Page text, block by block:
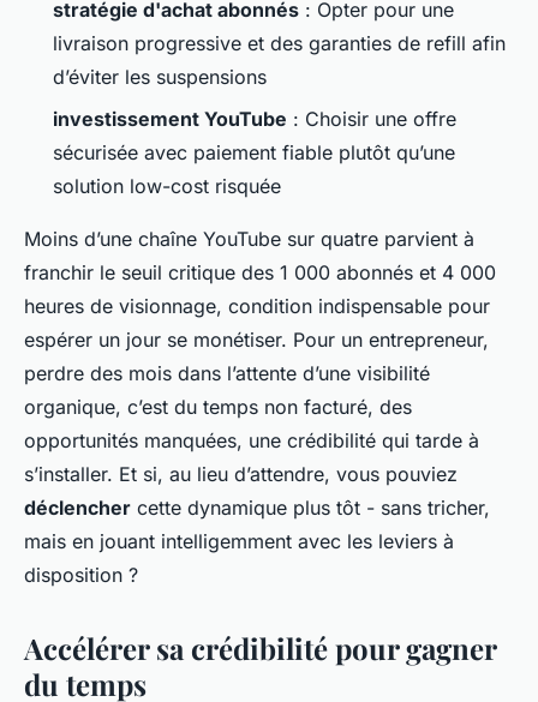
stratégie d'achat abonnés : Opter pour une
livraison progressive et des garanties de refill afin
d’éviter les suspensions
investissement YouTube : Choisir une offre
sécurisée avec paiement fiable plutôt qu’une
solution low-cost risquée
Moins d’une chaîne YouTube sur quatre parvient à
franchir le seuil critique des 1 000 abonnés et 4 000
heures de visionnage, condition indispensable pour
espérer un jour se monétiser. Pour un entrepreneur,
perdre des mois dans l’attente d’une visibilité
organique, c’est du temps non facturé, des
opportunités manquées, une crédibilité qui tarde à
s’installer. Et si, au lieu d’attendre, vous pouviez
déclencher cette dynamique plus tôt - sans tricher,
mais en jouant intelligemment avec les leviers à
disposition ?
Accélérer sa crédibilité pour gagner
du temps